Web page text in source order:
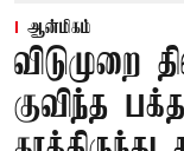
ஆன்மிகம்
விடுமுறை
குவிந்த